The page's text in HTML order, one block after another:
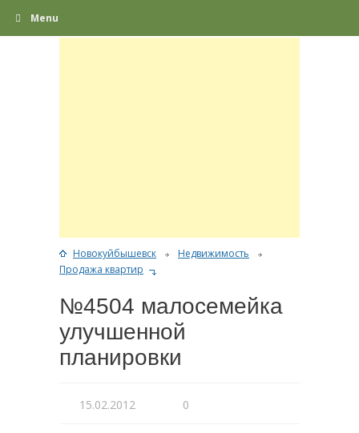
Menu
Новокуйбышевск
Недвижимость
Продажа квартир
№4504 малосемейка
улучшенной
планировки
15.02.2012 0